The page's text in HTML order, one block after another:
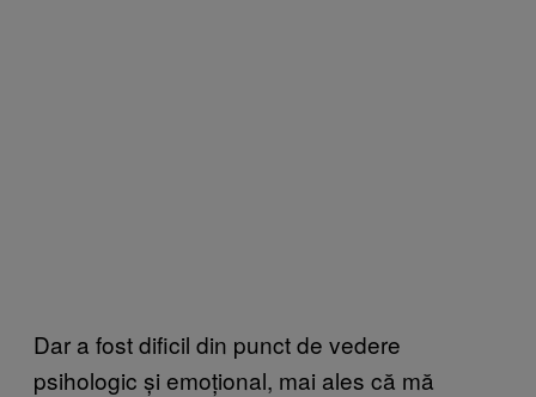
Dar a fost dificil din punct de vedere
psihologic și emoțional, mai ales că mă